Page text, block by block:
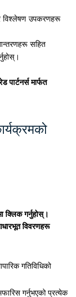
विश्लेषण उपकरणहरू
सहित
पार्टनर्स मार्फत
क्लिक गर्नुहोस्।
विवरणहरू
गतिविधिको
गर्नुभएको प्रत्येक